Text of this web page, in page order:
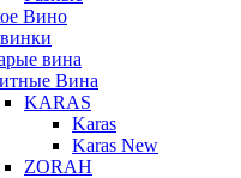
Вино
вина
Вина
KARAS
Karas
Karas New
ZORAH